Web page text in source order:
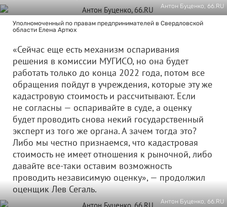
Антон Буценко, 66.RU
Уполномоченный по правам предпринимателей в Свердловской
области Елена Артюх
«Сейчас еще есть механизм оспаривания
решения в комиссии МУГИСО, но она будет
работать только до конца 2022 года, потом все
обращения пойдут в учреждения, которые эту же
кадастровую стоимость и рассчитывают. Если
не согласны — оспаривайте в суде, а оценку
будет проводить снова некий государственный
эксперт из того же органа. А зачем тогда это?
Либо мы честно признаемся, что кадастровая
стоимость не имеет отношения к рыночной, либо
давайте все-таки оставим возможность
проводить независимую оценку», — продолжил
оценщик Лев Сегаль.
Антон Буценко, 66.RU